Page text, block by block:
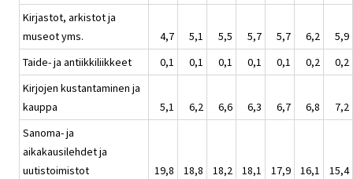
Kirjastot, arkistot ja
museot yms.
4,7 5,1 5,5 5,7 5,7 6,2
5,9
Taide- ja antiikkiliikkeet
0,1 0,1 0,1 0,1 0,1 0,2
0,2
Kirjojen kustantaminen ja
kauppa
5,1 6,2 6,6 6,3 6,7 6,8
7,2
Sanoma- ja
aikakausilehdet ja
uutistoimistot
19,8 18,8 18,2 18,1 17,9 16,1
15,4